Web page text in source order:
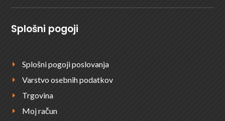
Splošni pogoji
E Splošni pogoji poslovanja
E Varstvo osebnih podatkov
E Trgovina
E Moj račun